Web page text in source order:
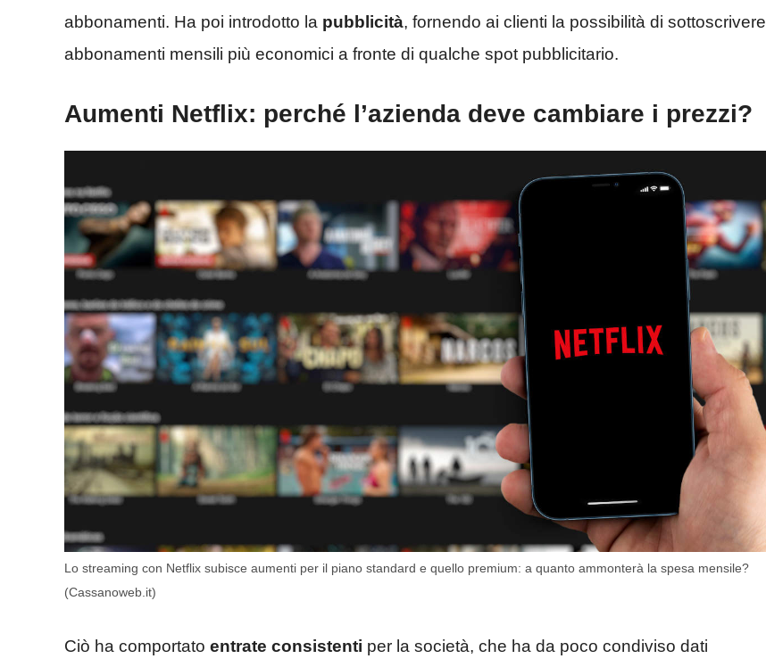
abbonamenti. Ha poi introdotto la pubblicità, fornendo ai clienti la possibilità di sottoscrivere
abbonamenti mensili più economici a fronte di qualche spot pubblicitario.
Aumenti Netflix: perché l’azienda deve cambiare i prezzi?
Lo streaming con Netflix subisce aumenti per il piano standard e quello premium: a quanto ammonterà la spesa mensile?
(Cassanoweb.it)
Ciò ha comportato entrate consistenti per la società, che ha da poco condiviso dati